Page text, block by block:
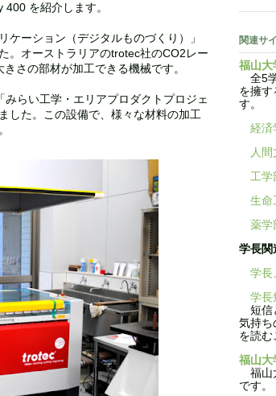
を紹介します。
ケーション（デジタルものづくり）」
。オーストラリアのtrotec社のCO2レー
さの部材が加工できる機械です。
らい工学・エリアプロダクトプロジェ
した。この設備で、様々な材料の加工
関連サ
福山大
全5
を擁
す。
経済
人間
工学
生命
薬学
学長関
学長
学長
短信
気持ち
を読む
福山
福山
です。